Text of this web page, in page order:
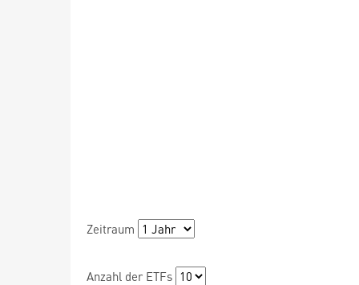
Zeitraum
Anzahl der ETFs